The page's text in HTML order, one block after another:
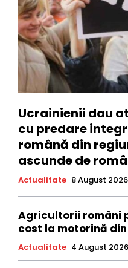
Ucrainienii dau
cu predare
română din
ascunde de
Actualitate 8 August
Agricultorii români
cost la motorină
Actualitate 4 August